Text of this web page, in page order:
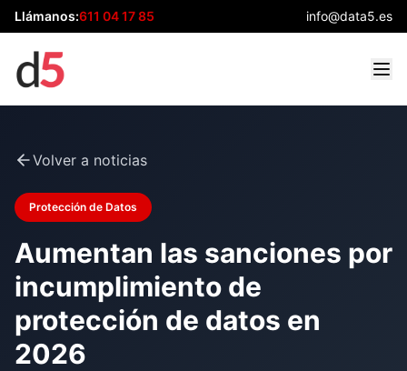
Llámanos:611 04 17 85 info@data5.es
Volver a noticias
Protección de Datos
Aumentan las sanciones por
incumplimiento de
protección de datos en
2026